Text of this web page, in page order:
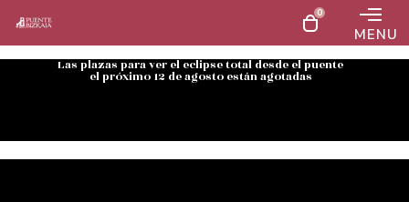
0
MENU
Las plazas para ver el eclipse total desde el puente
el próximo 12 de agosto están agotadas